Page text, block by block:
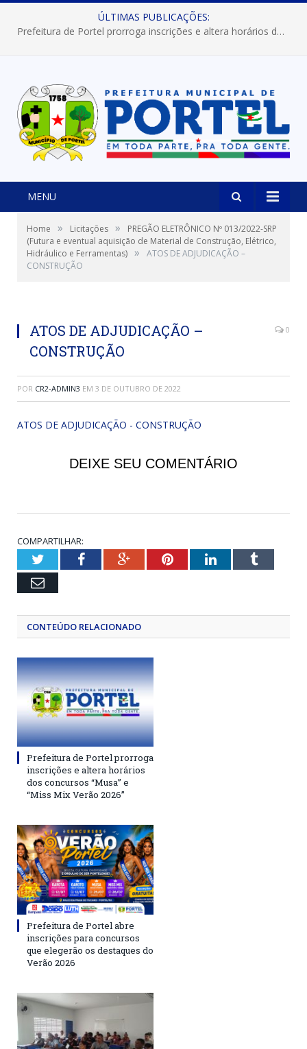
ÚLTIMAS PUBLICAÇÕES:
Prefeitura de Portel prorroga inscrições e altera horários dos concursos “Musa” e “Miss Mix Verão 2026”
MENU
Home » Licitações »
PREGÃO ELETRÔNICO Nº 013/2022-SRP
(Futura e eventual aquisição de Material de Construção, Elétrico,
Hidráulico e Ferramentas) »
ATOS DE ADJUDICAÇÃO –
CONSTRUÇÃO
ATOS DE ADJUDICAÇÃO –
CONSTRUÇÃO
0
POR CR2-ADMIN3 EM 3 DE OUTUBRO DE 2022
ATOS DE ADJUDICAÇÃO - CONSTRUÇÃO
DEIXE SEU COMENTÁRIO
COMPARTILHAR:
TwitterFacebookGoogle+PinterestLinkedInTumblr
Email
CONTEÚDO RELACIONADO
Prefeitura de Portel prorroga
inscrições e altera horários
dos concursos “Musa” e
“Miss Mix Verão 2026”
Prefeitura de Portel abre
inscrições para concursos
que elegerão os destaques do
Verão 2026